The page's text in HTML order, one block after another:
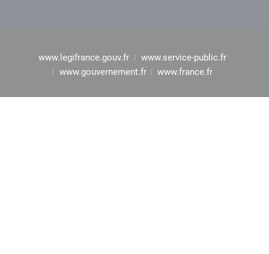
www.legifrance.gouv.fr
www.service-public.fr
www.gouvernement.fr
www.france.fr